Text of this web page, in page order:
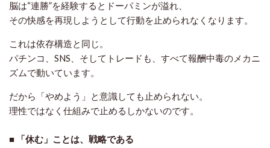
脳は“連勝”を経験するとドーパミンが溢れ、
その快感を再現しようとして行動を止められなくなります。
これは依存構造と同じ。
パチンコ、SNS、そしてトレードも、すべて報酬中毒のメカニ
ズムで動いています。
だから「やめよう」と意識しても止められない。
理性ではなく仕組みで止めるしかないのです。
■ 「休む」ことは、戦略である